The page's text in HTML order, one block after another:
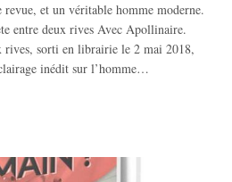
et un véritable homme moderne.
entre deux rives Avec Apollinaire.
rives, sorti en librairie le 2 mai 2018,
inédit sur l’homme…